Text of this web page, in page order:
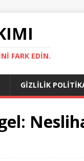
FARK EDIN.
GIZLILIK